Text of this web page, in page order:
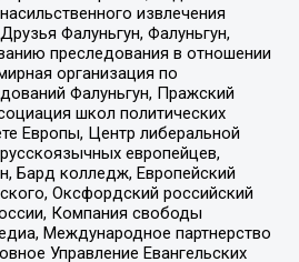
извлечения
Фалуньгун, Фалуньгун,
преследования в отношении
организация по
Фалуньгун, Пражский
школ политических
Европы, Центр либеральной
европейцев,
Бард колледж, Европейский
Оксфордский российский
Компания свободы
Международное партнерство
Управление Евангельских